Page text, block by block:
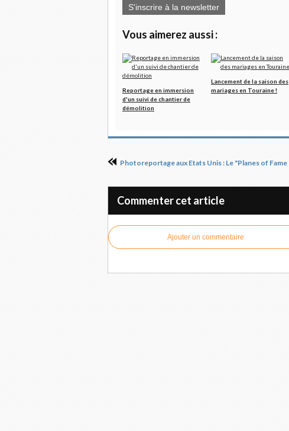
S'inscrire à la newsletter
Vous aimerez aussi :
Reportage en immersion
d'un suivi de chantier de
démolition
Lancement de la saison des
mariages en Touraine !
Commenter cet article
Ajouter un commentaire